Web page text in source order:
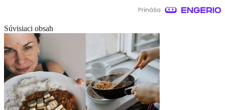
Súvisiaci obsah